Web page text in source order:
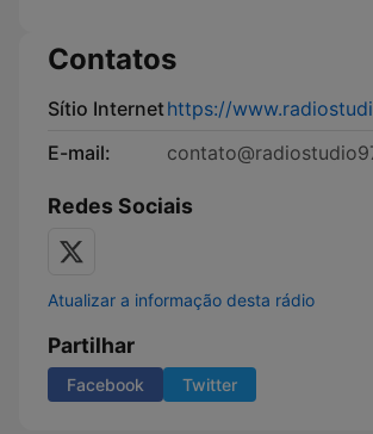
Contatos
Sítio Internethttps://
E-mail:
Redes Sociais
Atualizar a informação desta rádio
Partilhar
Facebook Twitter